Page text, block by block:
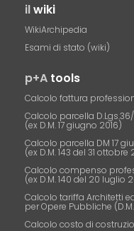
ilwiki
WikiArchipedia
Esami di stato (wiki)
p+A tools
Calcolo fattura
Calcolo parcella
(ex D.M. 17 giugno 2016)
Calcolo parcella DM 17
(ex D.M. 143 del 31 ottobre
Calcolo compenso
(ex D.M. 140 del 20 luglio
Calcolo tariffa Architetti
per Opere Pubbliche
Calcolo costo di